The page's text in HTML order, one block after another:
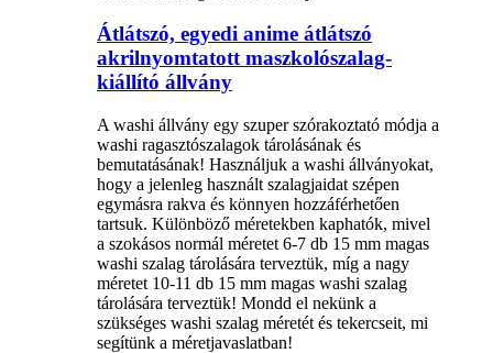
Átlátszó, egyedi anime átlátszó
akrilnyomtatott maszkolószalag-
kiállító állvány
A washi állvány egy szuper szórakoztató módja a
washi ragasztószalagok tárolásának és
bemutatásának! Használjuk a washi állványokat,
hogy a jelenleg használt szalagjaidat szépen
egymásra rakva és könnyen hozzáférhetően
tartsuk. Különböző méretekben kaphatók, mivel
a szokásos normál méretet 6-7 db 15 mm magas
washi szalag tárolására terveztük, míg a nagy
méretet 10-11 db 15 mm magas washi szalag
tárolására terveztük! Mondd el nekünk a
szükséges washi szalag méretét és tekercseit, mi
segítünk a méretjavaslatban!